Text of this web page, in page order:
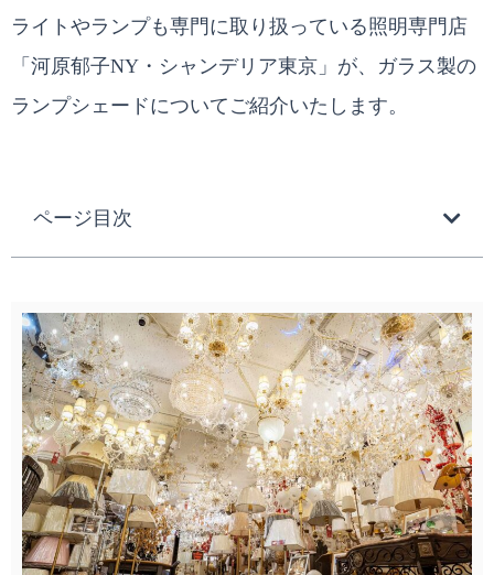
ライトやランプも専門に取り扱っている照明専門店
「河原郁子NY・シャンデリア東京」が、ガラス製の
ランプシェードについてご紹介いたします。
ページ目次